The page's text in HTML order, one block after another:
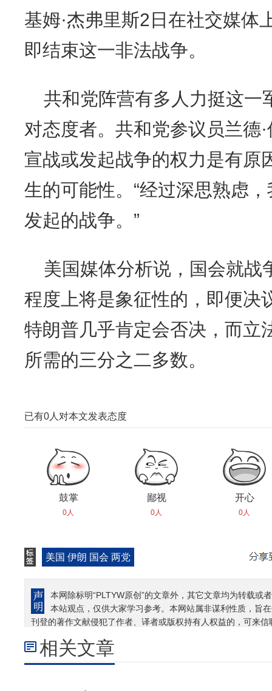
基姆·杰弗里斯2日在社交媒体
即结束这一非法战争。
共和党阵营有多人力挺这一
对态度者。共和党参议员兰德
宣战或发起战争的权力是有原
生的可能性。“经过深思熟虑
发起的战争。”
美国媒体分析说，国会就战
程度上将是象征性的，即便决
特朗普几乎肯定会否决，而立
所需的三分之二多数。
已有0 人对本文发表态度
鼓掌
0人
鄙视
0人
开心
0人
美国 伊朗 国会 两党
本网除标明“PLTYW原创”的文章外，其它文章均为转载
本站观点，仅供大家学习参考。本网站属非谋利性质，旨
刊登的著作文献侵犯了作者、译者或版权持有人权益的，可来
相关文章